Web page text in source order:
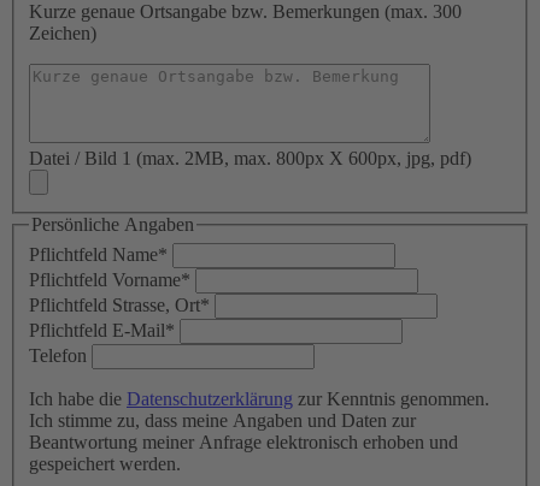
Kurze genaue Ortsangabe bzw. Bemerkungen (max. 300
Zeichen)
Datei / Bild 1 (max. 2MB, max. 800px X 600px, jpg, pdf)
Persönliche Angaben
Pflichtfeld Name*
Pflichtfeld Vorname*
Pflichtfeld Strasse, Ort*
Pflichtfeld E-Mail*
Telefon
Ich habe die Datenschutzerklärung zur Kenntnis genommen.
Ich stimme zu, dass meine Angaben und Daten zur
Beantwortung meiner Anfrage elektronisch erhoben und
gespeichert werden.